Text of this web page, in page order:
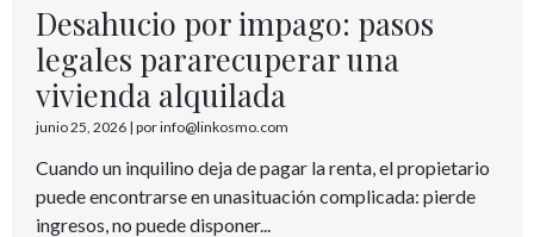
Desahucio por impago: pasos
legales pararecuperar una
vivienda alquilada
junio 25, 2026 | por info@linkosmo.com
Cuando un inquilino deja de pagar la renta, el propietario
puede encontrarse en unasituación complicada: pierde
ingresos, no puede disponer...